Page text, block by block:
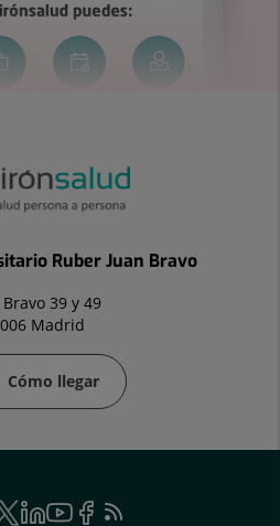
Ruber Juan Bravo
Bravo 39 y 49
Madrid
Cómo llegar
Linkedin
EsteYoutube
EsteFacebook
Enlace
Feed
Este